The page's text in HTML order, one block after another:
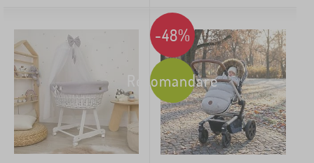
-48%
Recomandare